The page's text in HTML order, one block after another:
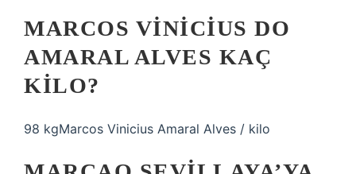
MARCOS VINICIUS DO
AMARAL ALVES KAÇ
KILO?
98 kgMarcos Vinicius Amaral Alves / kilo